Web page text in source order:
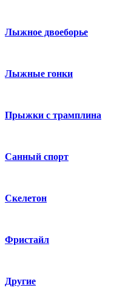
Лыжное двоеборье
Лыжные гонки
Прыжки с трамплина
Санный спорт
Скелетон
Фристайл
Другие